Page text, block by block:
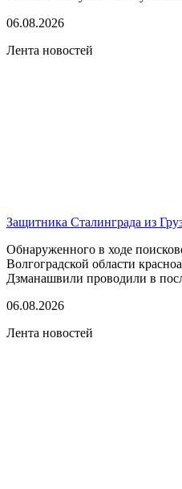
06.08.2026
Лента новостей
Защитника Сталинграда из
Обнаруженного в ходе
Волгоградской области
Дзманашвили проводили в
06.08.2026
Лента новостей